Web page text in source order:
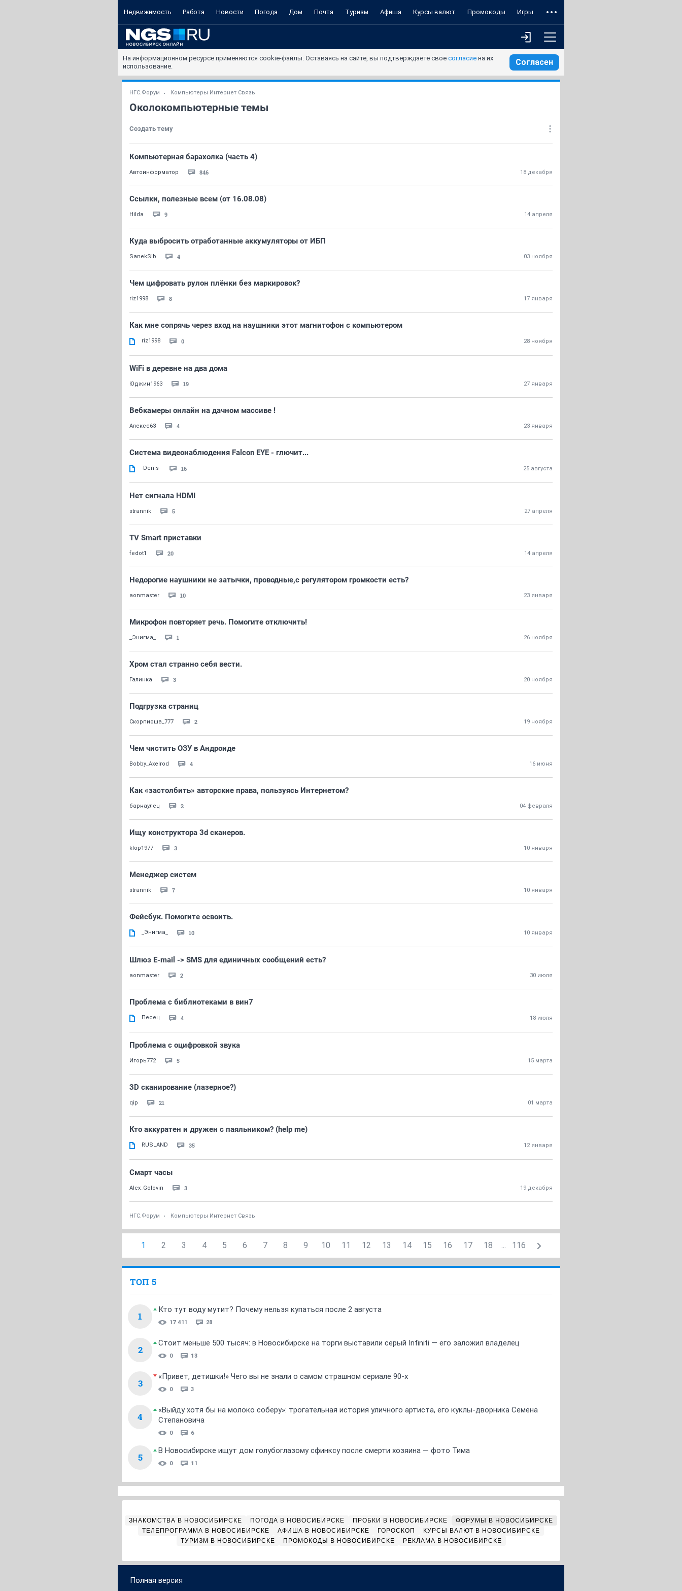
Недвижимость Работа Новости Погода Дом Почта Туризм Афиша Курсы валют Промокоды Игры
На информационном ресурсе применяются cookie-файлы. Оставаясь на сайте, вы подтверждаете свое согласие на их
использование.
Согласен
НГС.Форум Компьютеры Интернет Связь
Околокомпьютерные темы
Создать тему
Компьютерная барахолка (часть 4)
Автоинформатор 846 18 декабря
Ссылки, полезные всем (от 16.08.08)
Hilda 9 14 апреля
Куда выбросить отработанные аккумуляторы от ИБП
SanekSib 4 03 ноября
Чем цифровать рулон плёнки без маркировок?
riz1998 8 17 января
Как мне сопрячь через вход на наушники этот магнитофон с компьютером
riz1998 0 28 ноября
WiFi в деревне на два дома
Юджин1963 19 27 января
Вебкамеры онлайн на дачном массиве !
Алексс63 4 23 января
Система видеонаблюдения Falcon EYE - глючит...
-Denis- 16 25 августа
Нет сигнала HDMI
strannik 5 27 апреля
TV Smart приставки
fedot1 20 14 апреля
Недорогие наушники не затычки, проводные,с регулятором громкости есть?
aonmaster 10 23 января
Микрофон повторяет речь. Помогите отключить!
_Энигма_ 1 26 ноября
Хром стал странно себя вести.
Галинка 3 20 ноября
Подгрузка страниц
Скорпиоша_777 2 19 ноября
Чем чистить ОЗУ в Андроиде
Bobby_Axelrod 4 16 июня
Как «застолбить» авторские права, пользуясь Интернетом?
барнаулец 2 04 февраля
Ищу конструктора 3d сканеров.
klop1977 3 10 января
Менеджер систем
strannik 7 10 января
Фейсбук. Помогите освоить.
_Энигма_ 10 10 января
Шлюз E-mail -> SMS для единичных сообщений есть?
aonmaster 2 30 июля
Проблема с библиотеками в вин7
Песец 4 18 июля
Проблема с оцифровкой звука
Игорь772 5 15 марта
3D сканирование (лазерное?)
qip 21 01 марта
Кто аккуратен и дружен с паяльником? (help me)
RUSLAND 35 12 января
Смарт часы
Alex_Golovin 3 19 декабря
НГС.Форум Компьютеры Интернет Связь
1 2 3 4 5 6 7 8 9 10 11 12 13 14 15 16 17 18 ... 116
ТОП 5
1
Кто тут воду мутит? Почему нельзя купаться после 2 августа
17 411 28
2
Стоит меньше 500 тысяч: в Новосибирске на торги выставили серый Infiniti — его заложил владелец
0 13
3
«Привет, детишки!» Чего вы не знали о самом страшном сериале 90-х
0 3
4
«Выйду хотя бы на молоко соберу»: трогательная история уличного артиста, его куклы-дворника Семена
Степановича
0 6
5
В Новосибирске ищут дом голубоглазому сфинксу после смерти хозяина — фото Тима
0 11
ЗНАКОМСТВА В НОВОСИБИРСКЕ ПОГОДА В НОВОСИБИРСКЕ ПРОБКИ В НОВОСИБИРСКЕ
ФОРУМЫ В НОВОСИБИРСКЕ
ТЕЛЕПРОГРАММА В НОВОСИБИРСКЕ
АФИША В НОВОСИБИРСКЕ ГОРОСКОП
КУРСЫ ВАЛЮТ В НОВОСИБИРСКЕ
ТУРИЗМ В НОВОСИБИРСКЕ
ПРОМОКОДЫ В НОВОСИБИРСКЕ РЕКЛАМА В НОВОСИБИРСКЕ
Полная версия